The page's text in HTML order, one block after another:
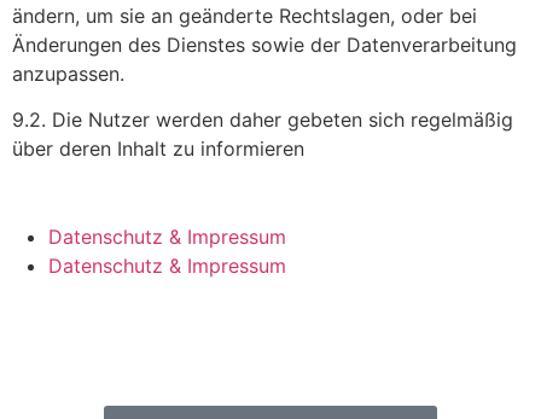
ändern, um sie an geänderte Rechtslagen, oder bei
Änderungen des Dienstes sowie der Datenverarbeitung
anzupassen.
9.2. Die Nutzer werden daher gebeten sich regelmäßig
über deren Inhalt zu informieren
Datenschutz & Impressum
Datenschutz & Impressum